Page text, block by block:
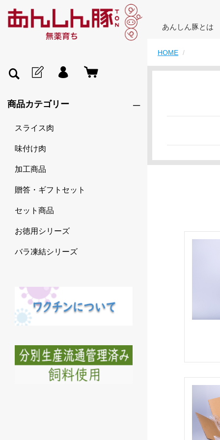
あんしん豚とは
商品カテゴリー
スライス肉
味付け肉
加工商品
贈答・ギフトセット
セット商品
お徳用シリーズ
バラ凍結シリーズ
HOME